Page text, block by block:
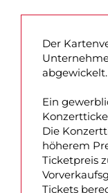
Der
abgewickelt.
Ein
Die
höherem
Ticketpreis
Tickets